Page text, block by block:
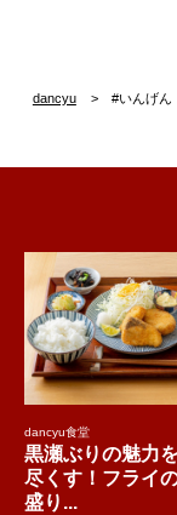
dancyu #いんげん
dancyu食堂
黒瀬ぶりの魅力
尽くす！フライ
盛り...